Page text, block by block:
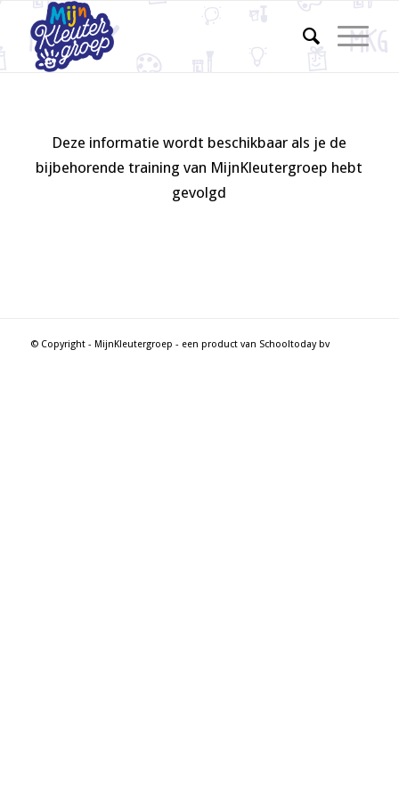
Deze informatie wordt beschikbaar als je de
bijbehorende training van MijnKleutergroep hebt
gevolgd
© Copyright - MijnKleutergroep - een product van Schooltoday bv